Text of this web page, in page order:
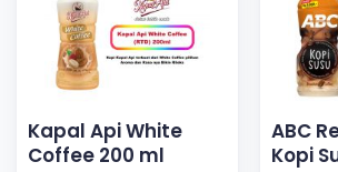
Kapal Api White
Coffee 200 ml
ABC
Kopi